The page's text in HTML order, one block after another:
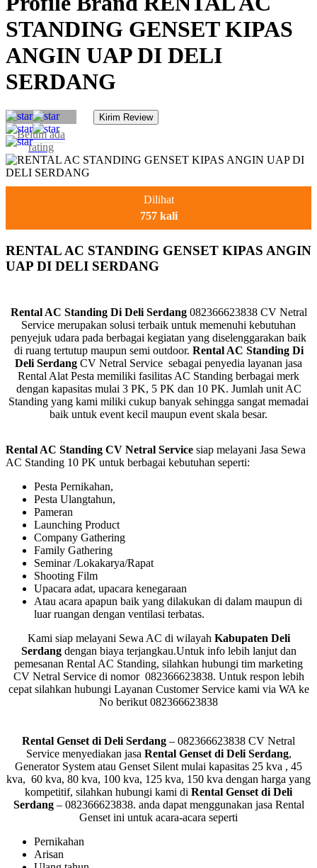
STANDING GENSET KIPAS
ANGIN UAP DI DELI
SERDANG
Belum ada
rating
Dilihat
757 kali
RENTAL AC STANDING GENSET KIPAS ANGIN
UAP DI DELI SERDANG
Rental AC Standing Di Deli Serdang 082366623838 CV Netral
Service merupakan solusi terbaik untuk memenuhi kebutuhan
penyejuk udara pada berbagai kegiatan yang diselenggarakan baik
di ruang tertutup maupun semi outdoor. Rental AC Standing Di
Deli Serdang CV Netral Service sebagai penyedia layanan jasa
Rental Alat Pesta memiliki fasilitas AC Standing berbagai merk
dengan kapasitas mulai 3 PK, 5 PK dan 10 PK. Jumlah unit AC
Standing yang kami miliki cukup banyak sehingga sangat memadai
baik untuk event kecil maupun event skala besar.
Rental AC Standing CV Netral Service siap melayani Jasa Sewa
AC Standing 10 PK untuk berbagai kebutuhan seperti:
Pesta Pernikahan,
Pesta Ulangtahun,
Pameran
Launching Product
Company Gathering
Family Gathering
Seminar /Lokakarya/Rapat
Shooting Film
Upacara adat, upacara kenegaraan
Atau acara apapun baik yang dilakukan di dalam maupun di
luar ruangan dengan ventilasi terbatas.
Kami siap melayani Sewa AC di wilayah Kabupaten Deli
Serdang dengan biaya terjangkau.Untuk info lebih lanjut dan
pemesanan Rental AC Standing, silahkan hubungi tim marketing
CV Netral Service di nomor 082366623838. Untuk respon lebih
cepat silahkan hubungi Layanan Customer Service kami via WA ke
No berikut 082366623838
Rental Genset di Deli Serdang – 082366623838 CV Netral
Service menyediakan jasa Rental Genset di Deli Serdang,
Generator System atau Genset Silent mulai kapasitas 25 kva , 45
kva, 60 kva, 80 kva, 100 kva, 125 kva, 150 kva dengan harga yang
kompetitif, silahkan hubungi kami di Rental Genset di Deli
Serdang – 082366623838. anda dapat menggunakan jasa Rental
Genset ini untuk acara-acara seperti
Pernikahan
Arisan